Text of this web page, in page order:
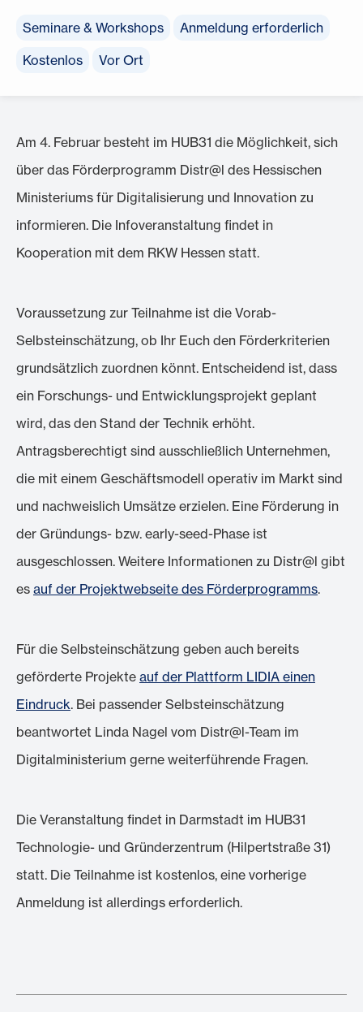
Seminare & Workshops
Anmeldung erforderlich
Kostenlos
Vor Ort
Am 4. Februar besteht im HUB31 die Möglichkeit, sich
über das Förderprogramm Distr@l des Hessischen
Ministeriums für Digitalisierung und Innovation zu
informieren. Die Infoveranstaltung findet in
Kooperation mit dem RKW Hessen statt.
Voraussetzung zur Teilnahme ist die Vorab-
Selbsteinschätzung, ob Ihr Euch den Förderkriterien
grundsätzlich zuordnen könnt. Entscheidend ist, dass
ein Forschungs- und Entwicklungsprojekt geplant
wird, das den Stand der Technik erhöht.
Antragsberechtigt sind ausschließlich Unternehmen,
die mit einem Geschäftsmodell operativ im Markt sind
und nachweislich Umsätze erzielen. Eine Förderung in
der Gründungs- bzw. early-seed-Phase ist
ausgeschlossen. Weitere Informationen zu Distr@l gibt
es auf der Projektwebseite des Förderprogramms.
Für die Selbsteinschätzung geben auch bereits
geförderte Projekte auf der Plattform LIDIA einen
Eindruck. Bei passender Selbsteinschätzung
beantwortet Linda Nagel vom Distr@l-Team im
Digitalministerium gerne weiterführende Fragen.
Die Veranstaltung findet in Darmstadt im HUB31
Technologie- und Gründerzentrum (Hilpertstraße 31)
statt. Die Teilnahme ist kostenlos, eine vorherige
Anmeldung ist allerdings erforderlich.